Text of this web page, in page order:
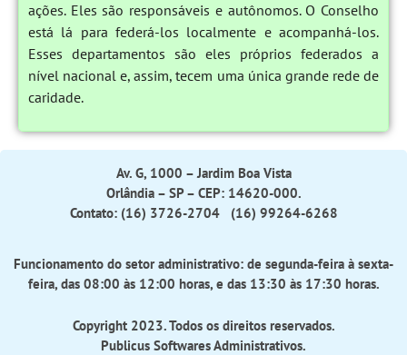
ações. Eles são responsáveis ​​e autônomos. O Conselho
está lá para federá-los localmente e acompanhá-los.
Esses departamentos são eles próprios federados a
nível nacional e, assim, tecem uma única grande rede de
caridade.
Av. G, 1000 – Jardim Boa Vista
Orlândia – SP – CEP: 14620-000.
Contato: (16) 3726-2704 (16) 99264-6268
Funcionamento do setor administrativo: de segunda-feira à sexta-
feira, das 08:00 às 12:00 horas, e das 13:30 às 17:30 horas.
Copyright 2023. Todos os direitos reservados.
Publicus Softwares Administrativos.